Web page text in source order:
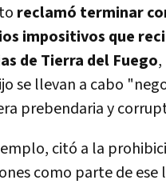
reclamó terminar
impositivos que
de Tierra del Fuego
se llevan a cabo
prebendaria y
citó a la
como parte de ese